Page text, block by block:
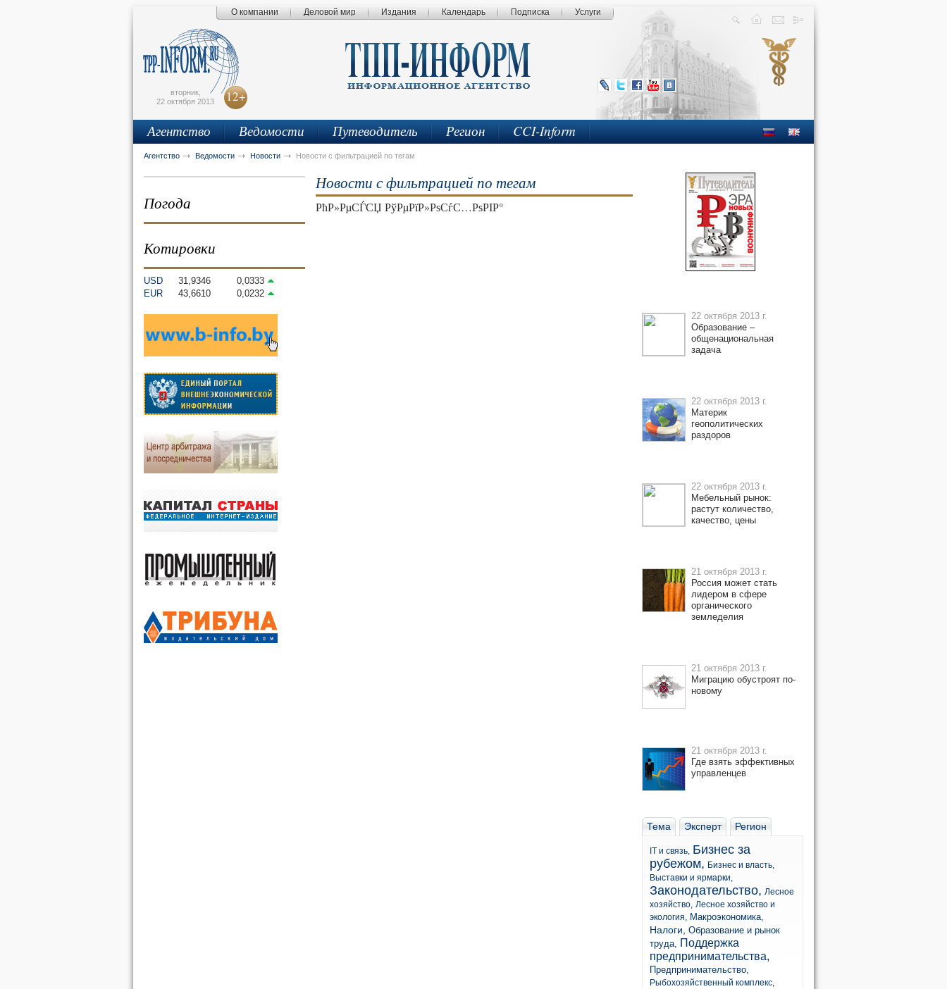
О компании Деловой мир Издания Календарь Подписка Услуги
вторник,
22 октября 2013
12+
Агентство Ведомости Путеводитель Регион CCI-Inform
Агентство Ведомости Новости Новости с фильтрацией по тегам
Погода
Котировки
USD 31,9346
0,0333
EUR
43,6610 0,0232
Новости с фильтрацией по тегам
РћР»РµСЃСЏ РўРµРїР»РѕСѓС…РѕРІР°
22 октября 2013 г.
Образование –
общенациональная
задача
22 октября 2013 г.
Материк
геополитических
раздоров
22 октября 2013 г.
Мебельный рынок:
растут количество,
качество, цены
21 октября 2013 г.
Россия может стать
лидером в сфере
органического
земледелия
21 октября 2013 г.
Миграцию обустроят по-
новому
21 октября 2013 г.
Где взять эффективных
управленцев
Тема Эксперт Регион
IT и связь, Бизнес за
рубежом, Бизнес и власть,
Выставки и ярмарки,
Законодательство, Лесное
хозяйство, Лесное хозяйство и
экология, Макроэкономика,
Налоги, Образование и рынок
труда, Поддержка
предпринимательства,
Предпринимательство,
Рыбохозяйственный комплекс,